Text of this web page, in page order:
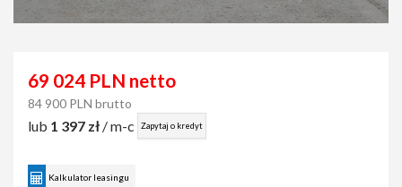
69 024 PLN netto
84 900 PLN brutto
lub 1 397 zł / m-c Zapytaj o kredyt
Kalkulator leasingu